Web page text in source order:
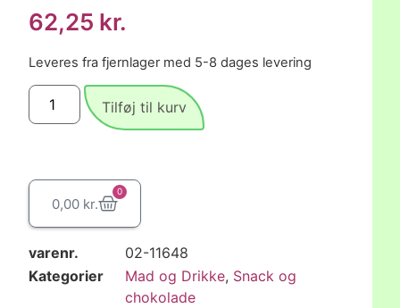
62,25 kr.
Leveres fra fjernlager med 5-8 dages levering
Tilføj til kurv
0,00 kr.
0
varenr.
02-11648
Kategorier
Mad og Drikke, Snack og
chokolade